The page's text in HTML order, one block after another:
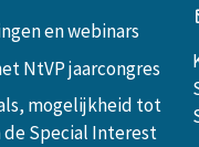
en webinars
NtVP jaarcongres
mogelijkheid tot
de Special Interest